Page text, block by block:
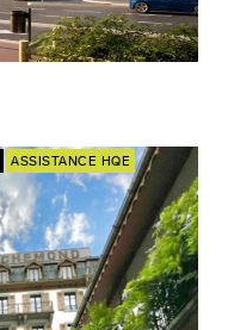
ASSISTANCE HQE